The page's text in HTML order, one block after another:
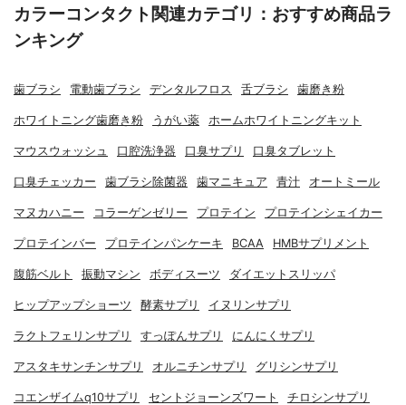
カラーコンタクト関連カテゴリ：おすすめ商品ラ
ンキング
歯ブラシ 電動歯ブラシ デンタルフロス 舌ブラシ 歯磨き粉
ホワイトニング歯磨き粉 うがい薬 ホームホワイトニングキット
マウスウォッシュ 口腔洗浄器 口臭サプリ 口臭タブレット
口臭チェッカー 歯ブラシ除菌器 歯マニキュア 青汁 オートミール
マヌカハニー コラーゲンゼリー プロテイン プロテインシェイカー
プロテインバー プロテインパンケーキ BCAA HMBサプリメント
腹筋ベルト 振動マシン ボディスーツ ダイエットスリッパ
ヒップアップショーツ 酵素サプリ イヌリンサプリ
ラクトフェリンサプリ すっぽんサプリ にんにくサプリ
アスタキサンチンサプリ オルニチンサプリ グリシンサプリ
コエンザイムq10サプリ セントジョーンズワート チロシンサプリ